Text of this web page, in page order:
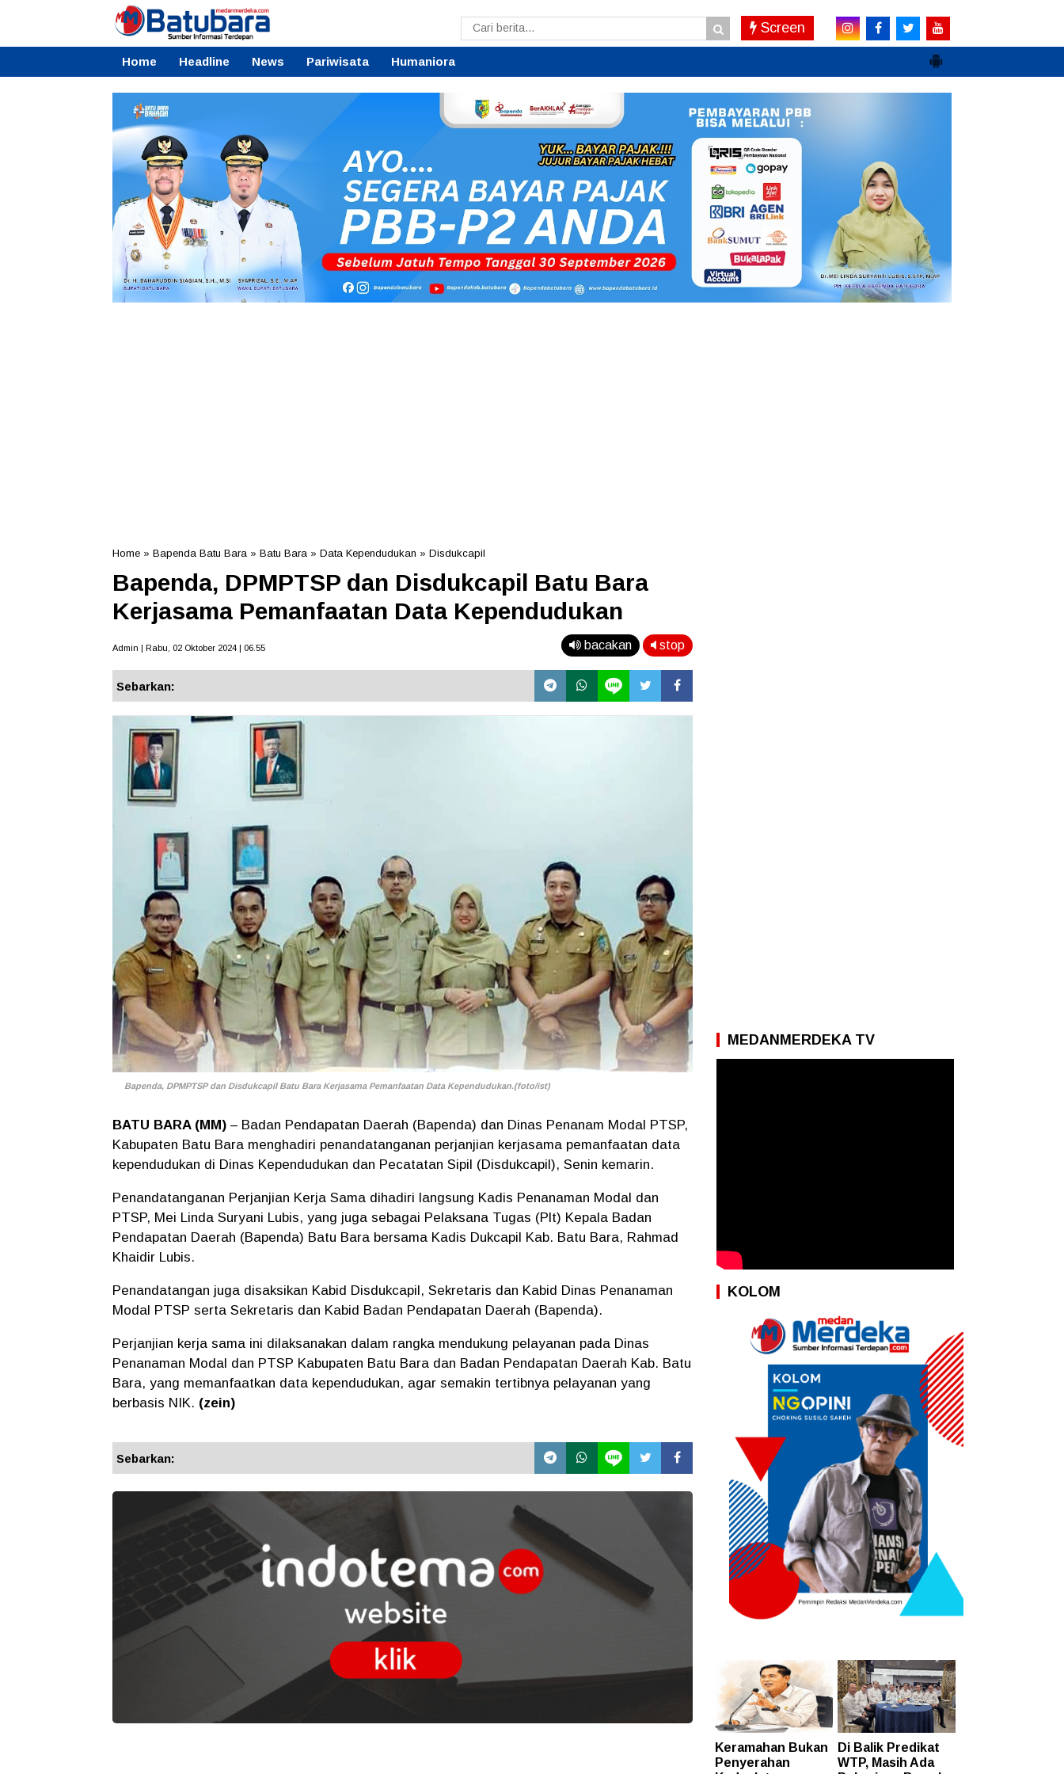
Screen
Home Headline News Pariwisata Humaniora
Home » Bapenda Batu Bara » Batu Bara » Data Kependudukan » Disdukcapil
Bapenda, DPMPTSP dan Disdukcapil Batu Bara
Kerjasama Pemanfaatan Data Kependudukan
Admin | Rabu, 02 Oktober 2024 | 06.55 bacakan stop
Sebarkan:
Bapenda, DPMPTSP dan Disdukcapil Batu Bara Kerjasama Pemanfaatan Data Kependudukan.(foto/ist)
BATU BARA (MM) – Badan Pendapatan Daerah (Bapenda) dan Dinas Penanam Modal PTSP,
Kabupaten Batu Bara menghadiri penandatanganan perjanjian kerjasama pemanfaatan data
kependudukan di Dinas Kependudukan dan Pecatatan Sipil (Disdukcapil), Senin kemarin.
Penandatanganan Perjanjian Kerja Sama dihadiri langsung Kadis Penanaman Modal dan
PTSP, Mei Linda Suryani Lubis, yang juga sebagai Pelaksana Tugas (Plt) Kepala Badan
Pendapatan Daerah (Bapenda) Batu Bara bersama Kadis Dukcapil Kab. Batu Bara, Rahmad
Khaidir Lubis.
Penandatangan juga disaksikan Kabid Disdukcapil, Sekretaris dan Kabid Dinas Penanaman
Modal PTSP serta Sekretaris dan Kabid Badan Pendapatan Daerah (Bapenda).
Perjanjian kerja sama ini dilaksanakan dalam rangka mendukung pelayanan pada Dinas
Penanaman Modal dan PTSP Kabupaten Batu Bara dan Badan Pendapatan Daerah Kab. Batu
Bara, yang memanfaatkan data kependudukan, agar semakin tertibnya pelayanan yang
berbasis NIK. (zein)
Sebarkan:
MEDANMERDEKA TV
KOLOM
Keramahan Bukan
Penyerahan
Di Balik Predikat
WTP, Masih Ada